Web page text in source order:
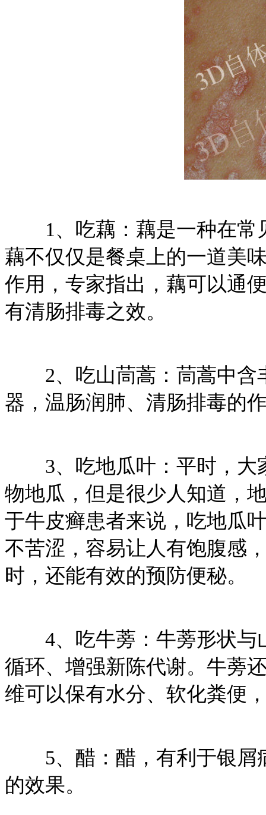
1、吃藕：藕是一种在常
藕不仅仅是餐桌上的一道美
作用，专家指出，藕可以通
有清肠排毒之效。
2、吃山茼蒿：茼蒿中含
器，温肠润肺、清肠排毒的
3、吃地瓜叶：平时，大
物地瓜，但是很少人知道，
于牛皮癣患者来说，吃地瓜
不苦涩，容易让人有饱腹感
时，还能有效的预防便秘。
4、吃牛蒡：牛蒡形状与
循环、增强新陈代谢。牛蒡
维可以保有水分、软化粪便
5、醋：醋，有利于银屑
的效果。